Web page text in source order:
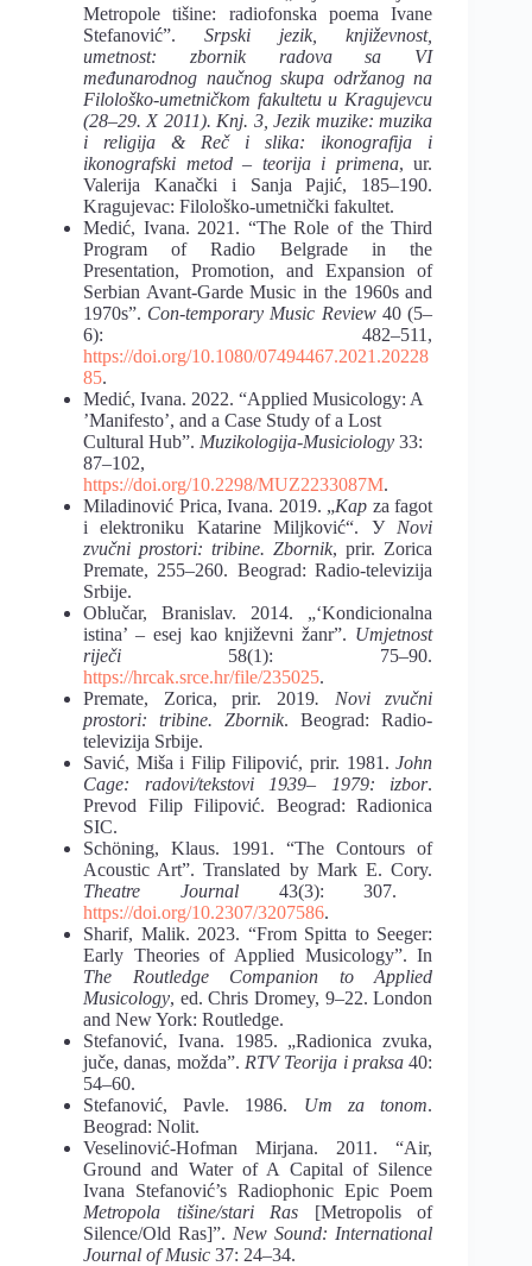
Metropole tišine: radiofonska poema Ivane
Stefanović”.Srpski jezik, književnost,
umetnost: zbornik radova sa VI
međunarodnog naučnog skupa održanog na
Filološko-umetničkom fakultetu u Kragujevcu
(28–29. X 2011). Knj. 3, Jezik muzike: muzika
i religija & Reč i slika: ikonografija i
ikonografski metod – teorija i primena, ur.
Valerija Kanački i Sanja Pajić, 185–190.
Kragujevac: Filološko-umetnički fakultet.
Medić, Ivana. 2021. “The Role of the Third
Program of Radio Belgrade in the
Presentation, Promotion, and Expansion of
Serbian Avant-Garde Music in the 1960s and
1970s”. Con-temporary Music Review40 (5–
6): 482–511,
https://doi.org/10.1080/07494467.2021.20228
85.
Medić, Ivana. 2022. “Applied Musicology: A
’Manifesto’, and a Case Study of a Lost
Cultural Hub”. Muzikologija-Musiciology 33:
87–102,
https://doi.org/10.2298/MUZ2233087M.
Miladinović Prica, Ivana. 2019. „Kap za fagot
i elektroniku Katarine Miljković“. У Novi
zvučni prostori: tribine. Zbornik, prir. Zorica
Premate, 255–260. Beograd: Radio-televizija
Srbije.
Oblučar, Branislav. 2014. „‘Kondicionalna
istina’ – esej kao književni žanr”. Umjetnost
riječi 58(1): 75–90.
https://hrcak.srce.hr/file/235025.
Premate, Zorica, prir. 2019. Novi zvučni
prostori: tribine. Zbornik. Beograd: Radio-
televizija Srbije.
Savić, Miša i Filip Filipović, prir. 1981.John
Cage: radovi/tekstovi 1939– 1979: izbor.
Prevod Filip Filipović. Beograd: Radionica
SIC.
Schöning, Klaus. 1991. “The Contours of
Acoustic Art”. Translated by Mark E. Cory.
Theatre Journal43(3): 307.
https://doi.org/10.2307/3207586.
Sharif, Malik. 2023. “From Spitta to Seeger:
Early Theories of Applied Musicology”. In
The Routledge Companion to Applied
Musicology, ed. Chris Dromey, 9–22. London
and New York: Routledge.
Stefanović, Ivana. 1985. „Radionica zvuka,
juče, danas, možda”. RTV Teorija i praksa40:
54–60.
Stefanović, Pavle. 1986. Um za tonom.
Beograd: Nolit.
Veselinović-Hofman Mirjana. 2011. “Air,
Ground and Water of A Capital of Silence
Ivana Stefanović’s Radiophonic Epic Poem
Metropola tišine/stari Ras [Metropolis of
Silence/Old Ras]”. New Sound: International
Journal of Music 37: 24–34.